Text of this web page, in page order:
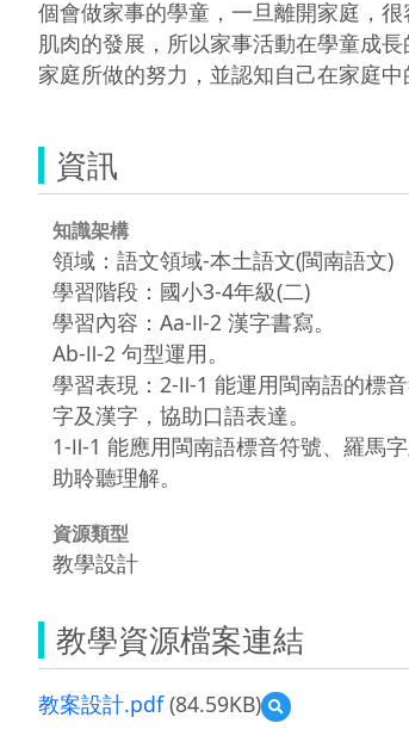
個會做家事的學童，一旦離開家庭，
肌肉的發展，所以家事活動在學童成
家庭所做的努力，並認知自己在家庭
資訊
知識架構
領域：語文領域-本土語文(閩南語文)
學習階段：國小3-4年級(二)
學習內容：Aa-Ⅱ-2 漢字書寫。
Ab-Ⅱ-2 句型運用。
學習表現：2-Ⅱ-1 能運用閩南語的標
字及漢字，協助口語表達。
1-Ⅱ-1 能應用閩南語標音符號、羅馬
助聆聽理解。
資源類型
教學設計
教學資源檔案連結
教案設計.pdf(84.59KB)
預
覽